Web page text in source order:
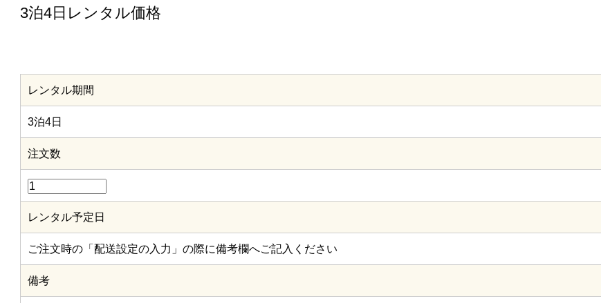
3泊4日レンタル価格
レンタル期間
3泊4日
注文数
レンタル予定日
ご注文時の「配送設定の入力」の際に備考欄へご記入ください
備考